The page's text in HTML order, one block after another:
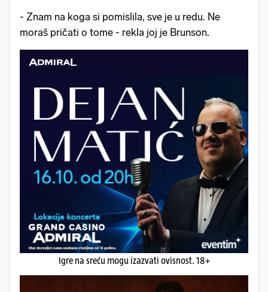
- Znam na koga si pomislila, sve je u redu. Ne
moraš pričati o tome - rekla joj je Brunson.
Igre na sreću mogu izazvati ovisnost. 18+